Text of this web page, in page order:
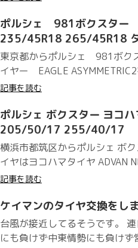
ポルシェ 981ボクスター
235/45R18 265/45R18
東京都からポルシェ 981ボク
イヤー EAGLE
記事を読む
ポルシェ ボクスター ヨコ
205/50/17 255/40/17
横浜市都筑区からポルシェ ボ
イヤはヨコハマタイヤ ADVAN
記事を読む
ケイマンのタイヤ交換をし
台風が接近してるそうです。
にも負けず中東情勢にも負け